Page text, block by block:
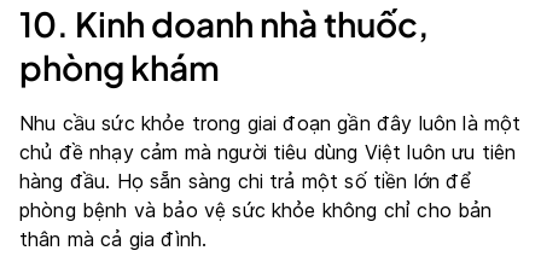
10. Kinh doanh nhà thuốc,
phòng khám
Nhu cầu sức khỏe trong giai đoạn gần đây luôn là một
chủ đề nhạy cảm mà người tiêu dùng Việt luôn ưu tiên
hàng đầu. Họ sẵn sàng chi trả một số tiền lớn để
phòng bệnh và bảo vệ sức khỏe không chỉ cho bản
thân mà cả gia đình.